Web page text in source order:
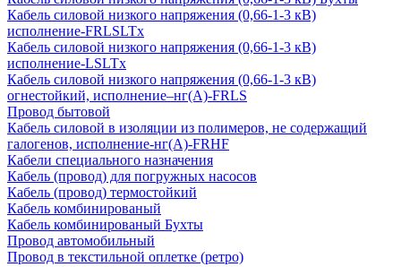
Кабель силовой низкого напряжения (0,66-1-3 кВ)
исполнение-FRLSLTx
Кабель силовой низкого напряжения (0,66-1-3 кВ)
исполнение-LSLTx
Кабель силовой низкого напряжения (0,66-1-3 кВ)
огнестойкий, исполнение–нг(А)-FRLS
Провод бытовой
Кабель силовой в изоляции из полимеров, не содержащий
галогенов, исполнение-нг(А)-FRHF
Кабели специального назначения
Кабель (провод) для погружных насосов
Кабель (провод) термостойкий
Кабель комбинированый
Кабель комбинированый Бухты
Провод автомобильный
Провод в текстильной оплетке (ретро)